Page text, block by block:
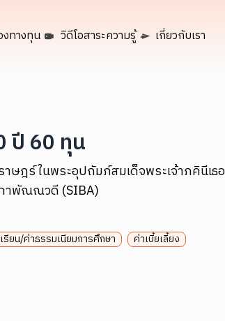
ทางทุน วิดีโอสาระความรู้ เกี่ยวกับเรา
ปี 60 ทุน
ฎร์ ในพระอุปถัมภ์สมเด็จพระเจ้าภคินีเธอ
ภาพัณณวดี (SIBA)
รียน/ค่าธรรมเนียมการศึกษา ค่าเบี้ยเลี้ยง